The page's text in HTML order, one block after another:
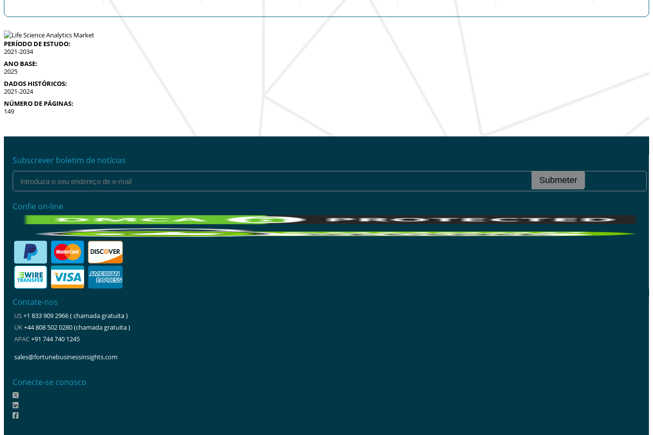
PERÍODO DE ESTUDO:
2021-2034
ANO BASE:
2025
DADOS HISTÓRICOS:
2021-2024
NÚMERO DE PÁGINAS:
149
Subscrever boletim de notícias
Submeter
Confie on-line
Contate-nos
US+1 833 909 2966 ( chamada gratuita )
UK+44 808 502 0280 (chamada gratuita )
APAC+91 744 740 1245
sales@fortunebusinessinsights.com
Conecte-se conosco